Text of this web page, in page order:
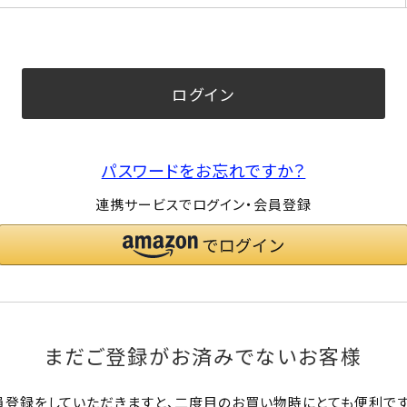
須)
ログイン
パスワードをお忘れですか？
連携サービスでログイン・会員登録
まだご登録がお済みでないお客様
録をしていただきますと、二度目のお買い物時にとても便利です